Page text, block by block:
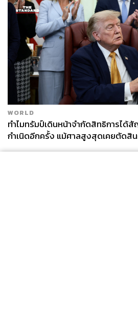
“ที่ผ่านมาเงินบริจาคที่สภากาชาดไท
สวนทางกัน และถ้าเกิดเหตุการณ์ใ
วิด-19 หรือน้ำท่วมอีก เราจะไม่มีเงิ
ซึ่งสถานการณ์ตอนนี้สภากาชาดไทย
แล้ว”
ดังนั้นสำหรับใครที่ต้องการเป็นส่วน
โลกและสภากาชาดไทย ก็สามารถ
กระเป๋า GREYHOUND x Thai Red
เผยว่าผลิตภัณฑ์จะจำหน่ายที่ร้าน
TAGS: Advertorial
WORLD
ทำไมทรัมป์เดินหน้าจำกัดสิทธิการได้
กำเนิดอีกครั้ง แม้ศาลสูงสุดเคยตัดสิ